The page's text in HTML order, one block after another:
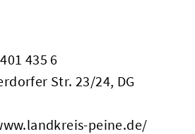
435 6
Str. 23/24, DG
peine.de/